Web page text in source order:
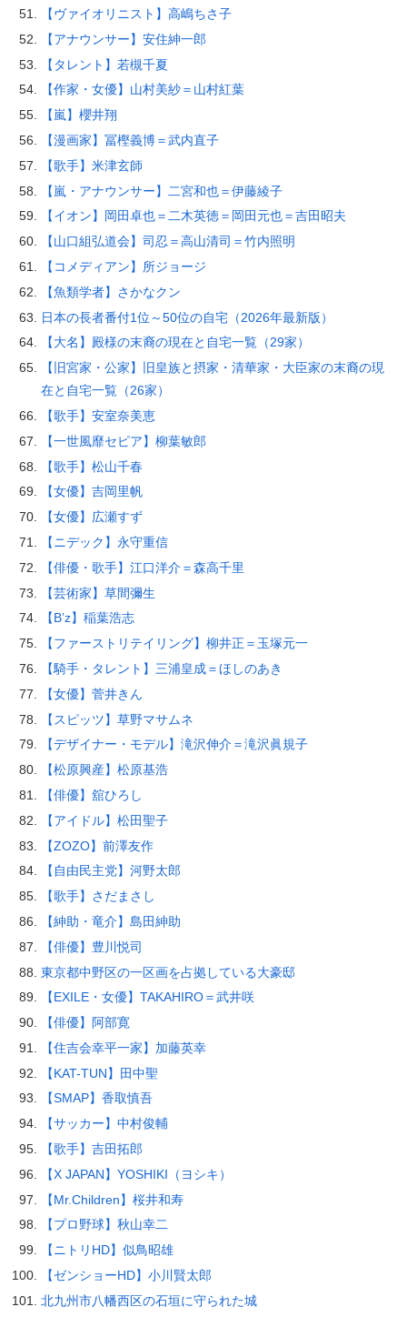
【ヴァイオリニスト】高嶋ちさ子
【アナウンサー】安住紳一郎
【タレント】若槻千夏
【作家・女優】山村美紗＝山村紅葉
【嵐】櫻井翔
【漫画家】冨樫義博＝武内直子
【歌手】米津玄師
【嵐・アナウンサー】二宮和也＝伊藤綾子
【イオン】岡田卓也＝二木英徳＝岡田元也＝吉田昭夫
【山口組弘道会】司忍＝高山清司＝竹内照明
【コメディアン】所ジョージ
【魚類学者】さかなクン
日本の長者番付1位～50位の自宅（2026年最新版）
【大名】殿様の末裔の現在と自宅一覧（29家）
【旧宮家・公家】旧皇族と摂家・清華家・大臣家の末裔の現
在と自宅一覧（26家）
【歌手】安室奈美恵
【一世風靡セピア】柳葉敏郎
【歌手】松山千春
【女優】吉岡里帆
【女優】広瀬すず
【ニデック】永守重信
【俳優・歌手】江口洋介＝森高千里
【芸術家】草間彌生
【B’z】稲葉浩志
【ファーストリテイリング】柳井正＝玉塚元一
【騎手・タレント】三浦皇成＝ほしのあき
【女優】菅井きん
【スピッツ】草野マサムネ
【デザイナー・モデル】滝沢伸介＝滝沢眞規子
【松原興産】松原基浩
【俳優】舘ひろし
【アイドル】松田聖子
【ZOZO】前澤友作
【自由民主党】河野太郎
【歌手】さだまさし
【紳助・竜介】島田紳助
【俳優】豊川悦司
東京都中野区の一区画を占拠している大豪邸
【EXILE・女優】TAKAHIRO＝武井咲
【俳優】阿部寛
【住吉会幸平一家】加藤英幸
【KAT-TUN】田中聖
【SMAP】香取慎吾
【サッカー】中村俊輔
【歌手】吉田拓郎
【X JAPAN】YOSHIKI（ヨシキ）
【Mr.Children】桜井和寿
【プロ野球】秋山幸二
【ニトリHD】似鳥昭雄
【ゼンショーHD】小川賢太郎
北九州市八幡西区の石垣に守られた城